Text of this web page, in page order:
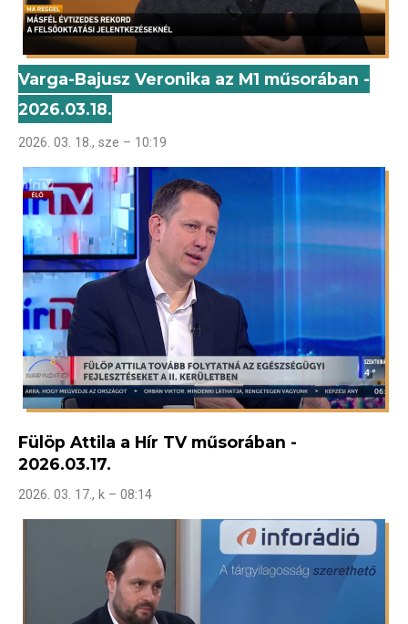
Varga-Bajusz Veronika az M1 műsorában -
2026.03.18.
2026. 03. 18., sze – 10:19
Fülöp Attila a Hír TV műsorában -
2026.03.17.
2026. 03. 17., k – 08:14